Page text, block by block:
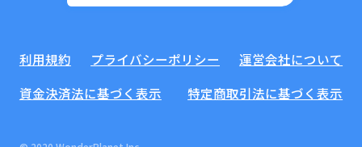
利用規約 プライバシーポリシー
運営会社について
資金決済法に基づく表示
特定商取引法に基づく表示